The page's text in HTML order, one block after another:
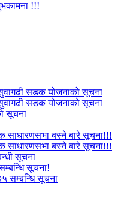
!!!
सडक योजनाको सूचना
सडक योजनाको सूचना
सूचना
साधारणसभा बस्ने बारे सूचना!!!
साधारणसभा बस्ने बारे सूचना!!!
सूचना
सूचना!
सम्बन्धि सूचना